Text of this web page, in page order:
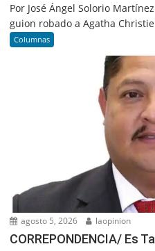
Por José Ángel Solorio
guion robado a Agatha
Columnas
agosto 5, 2026 laopinion
CORREPONDENCIA/ Es